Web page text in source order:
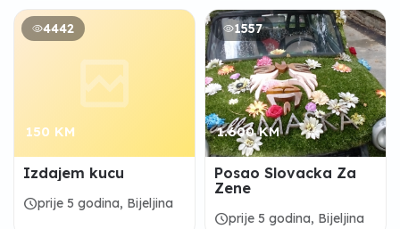
4442
150 KM
Izdajem kucu
scheduleprije 5 godina, Bijeljina
1557
1.600 KM
Posao Slovacka Za
Zene
scheduleprije 5 godina, Bijeljina